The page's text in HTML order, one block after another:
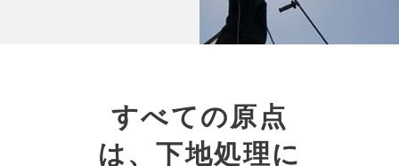
すべての原点
は、下地処理に